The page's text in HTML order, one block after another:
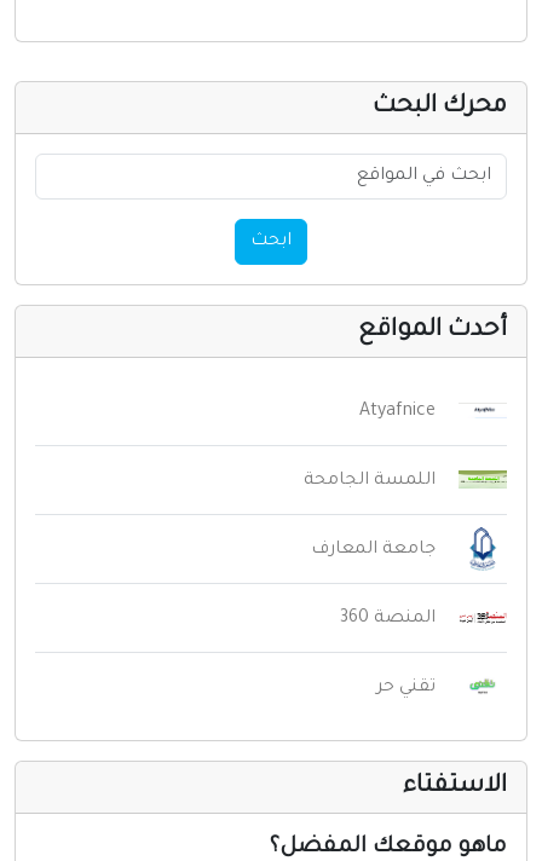
البحث
المواقع
Atyafnice
اللمسة الجامحة
جامعة المعارف
المنصة 360
تقني حر
موقعك المفضل؟